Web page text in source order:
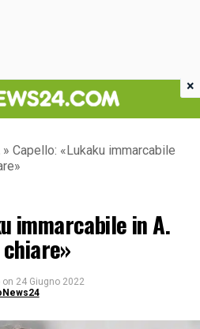
» Capello: «Lukaku immarcabile
immarcabile in A.
on 24 Giugno 2022
×